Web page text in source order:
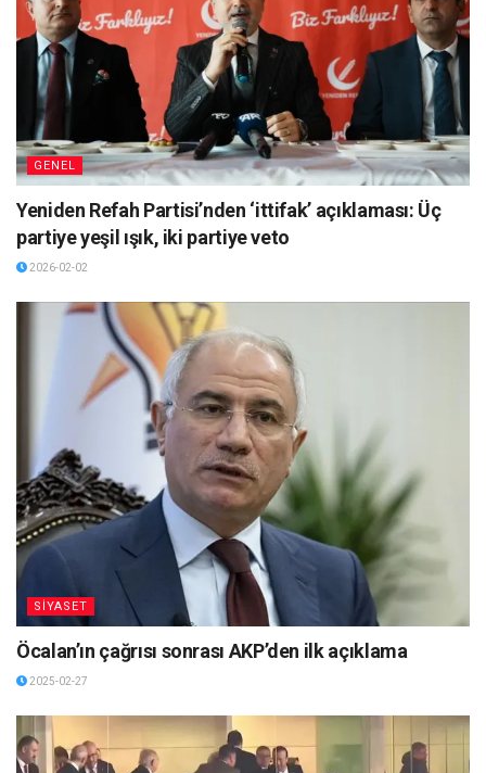
GENEL
Yeniden Refah Partisi’nden ‘ittifak’ açıklaması: Üç
partiye yeşil ışık, iki partiye veto
2026-02-02
SİYASET
Öcalan’ın çağrısı sonrası AKP’den ilk açıklama
2025-02-27